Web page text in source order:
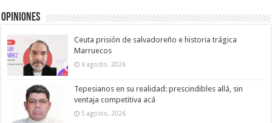
Opiniones
Ceuta prisión de salvadoreño e historia trágica
Marruecos
6 agosto, 2026
Tepesianos en su realidad: prescindibles allá, sin
ventaja competitiva acá
5 agosto, 2026